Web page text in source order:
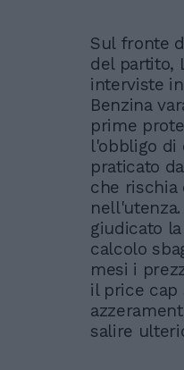
Sul fronte
del partito,
interviste
Benzina
prime
l'obbligo di
praticato
che rischia
giudicato
calcolo
mesi i
il price cap
salire